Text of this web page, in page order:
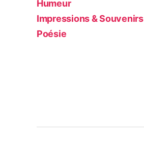
Humeur
Impressions & Souvenirs
Poésie